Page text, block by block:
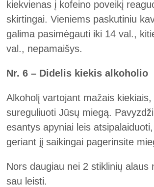
kiekvienas į kofeino poveikį
skirtingai. Vieniems paskutiniu
galima pasimėgauti iki 14 val.,
val., nepamaišys.
Nr. 6 – Didelis kiekis alkoholio
Alkoholį vartojant mažais
sureguliuoti Jūsų miegą.
esantys apyniai leis
geriant jį saikingai pagerinsite
Nors daugiau nei 2 stiklinių alaus
sau leisti.